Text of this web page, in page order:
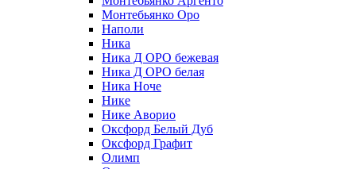
Монтебьянко Оро
Наполи
Ника
Ника Д ОРО бежевая
Ника Д ОРО белая
Ника Ноче
Нике
Нике Аворио
Оксфорд Белый Дуб
Оксфорд Графит
Олимп